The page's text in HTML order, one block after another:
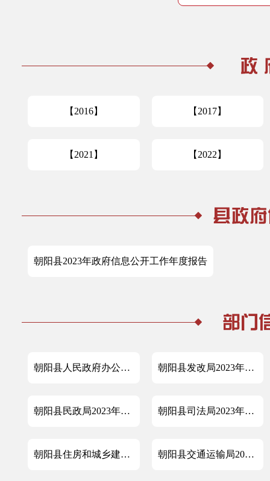
【2016】 【2017】
【2021】 【2022】
朝阳县2023年政府信息公开工作年度报告
朝阳县人民政府办公室2023年政府信息公开工作年度报告 朝阳县发改局2023年政府信息公开工作年度报告
朝阳县民政局2023年政府信息公开工作年度报告 朝阳县司法局2023年政府信息公开工作年度报告
朝阳县住房和城乡建设局2023年政府信息公开工作年度报告 朝阳县交通运输局2023年政府信息公开工作年度报告